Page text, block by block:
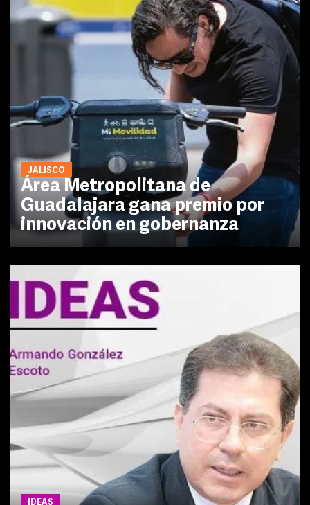
JALISCO
Área Metropolitana de
Guadalajara gana premio por
innovación en gobernanza
IDEAS